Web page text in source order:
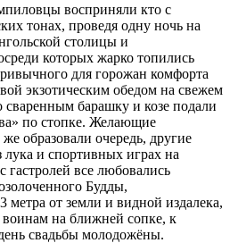
восприняли кто с
тонах, проведя одну ночь на
столицы и
которых жарко топились
для горожан комфорта
экзотическим обедом на свежем
сваренным барашку и козе подали
по стопке. Желающие
образовали очередь, другие
лука и спортивных играх на
гастролей все любовались
Будды,
метра от земли и видной издалека,
на ближней сопке, к
свадьбы молодожёны.